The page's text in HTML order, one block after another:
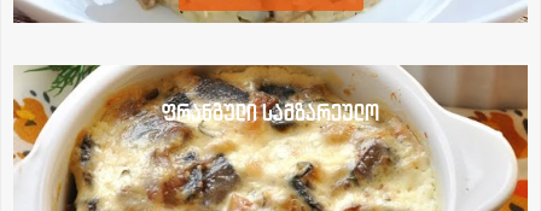
ფრანგული სამზარეულო